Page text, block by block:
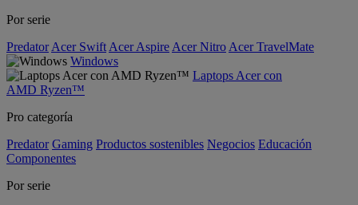
Por serie
Predator Acer Swift Acer Aspire Acer Nitro Acer TravelMate
Windows
Laptops Acer con
AMD Ryzen™
Pro categoría
Predator Gaming Productos sostenibles Negocios Educación
Componentes
Por serie